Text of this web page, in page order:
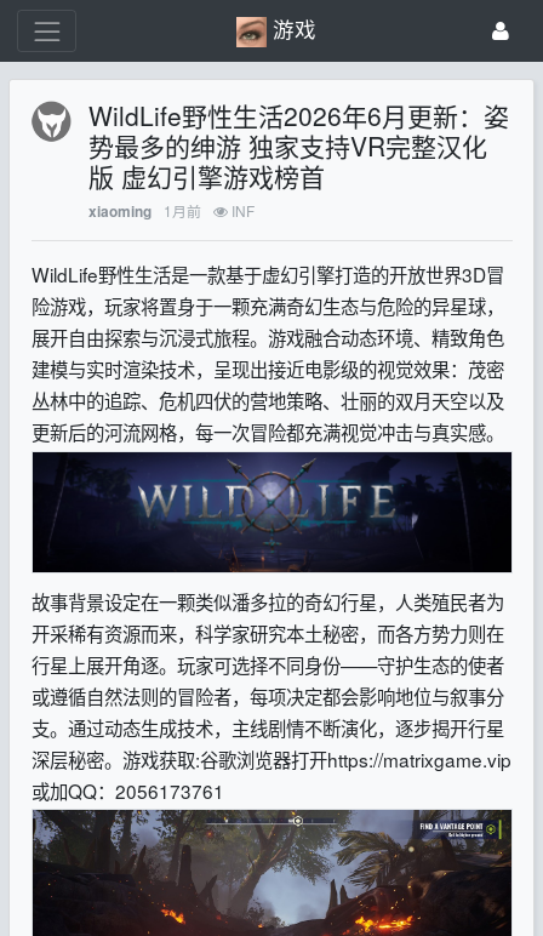
游戏
WildLife野性生活2026年6月更新：姿
势最多的绅游 独家支持VR完整汉化
版 虚幻引擎游戏榜首
xiaoming 1月前 INF
WildLife野性生活是一款基于虚幻引擎打造的开放世界3D冒
险游戏，玩家将置身于一颗充满奇幻生态与危险的异星球，
展开自由探索与沉浸式旅程。游戏融合动态环境、精致角色
建模与实时渲染技术，呈现出接近电影级的视觉效果：茂密
丛林中的追踪、危机四伏的营地策略、壮丽的双月天空以及
更新后的河流网格，每一次冒险都充满视觉冲击与真实感。
故事背景设定在一颗类似潘多拉的奇幻行星，人类殖民者为
开采稀有资源而来，科学家研究本土秘密，而各方势力则在
行星上展开角逐。玩家可选择不同身份——守护生态的使者
或遵循自然法则的冒险者，每项决定都会影响地位与叙事分
支。通过动态生成技术，主线剧情不断演化，逐步揭开行星
深层秘密。 游戏获取:谷歌浏览器打开https://matrixgame.vip
或加QQ：2056173761